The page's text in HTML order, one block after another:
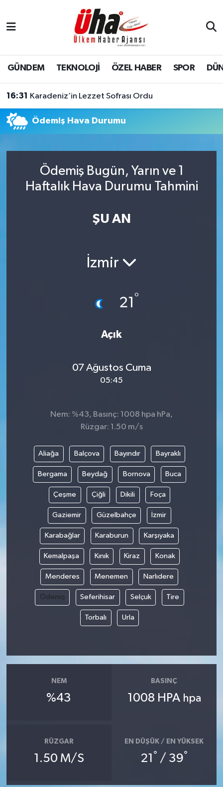
GÜNDEM TEKNOLOJİ ÖZEL HABER SPOR
16:31 Karadeniz’in Lezzet Sofrası Ordu
Ödemiş Hava Durumu
Ödemiş Bugün, Yarın ve 1
Haftalık Hava Durumu Tahmini
ŞU AN
İzmir
21 °
Açık
07 Ağustos Cuma
05:45
Nem: %43, Basınç: 1008 hpa hPa,
Rüzgar: 1.50 m/s
Aliağa Balçova Bayındır Bayraklı
Bergama Beydağ Bornova Buca
Çeşme Çiğli Dikili Foça
Gaziemir Güzelbahçe İzmir
Karabağlar Karaburun Karşıyaka
Kemalpaşa Kınık Kiraz Konak
Menderes Menemen Narlıdere
Ödemiş Seferihisar Selçuk Tire
Torbalı Urla
NEM
%43
BASINÇ
1008 HPA hpa
RÜZGAR
1.50 M/S
EN DÜŞÜK / EN YÜKSEK
21 ° / 39°
İstanbul Nöbetçi Eczaneler
İstanbul Hava Durumu
İstanbul Trafik Yoğunluk Haritası
Tüm Manşetler
Son Dakika Haberleri